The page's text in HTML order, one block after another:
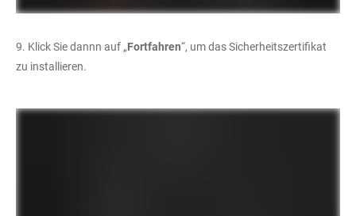
9. Klick Sie dannn auf „Fortfahren“, um das Sicherheitszertifikat
zu installieren.